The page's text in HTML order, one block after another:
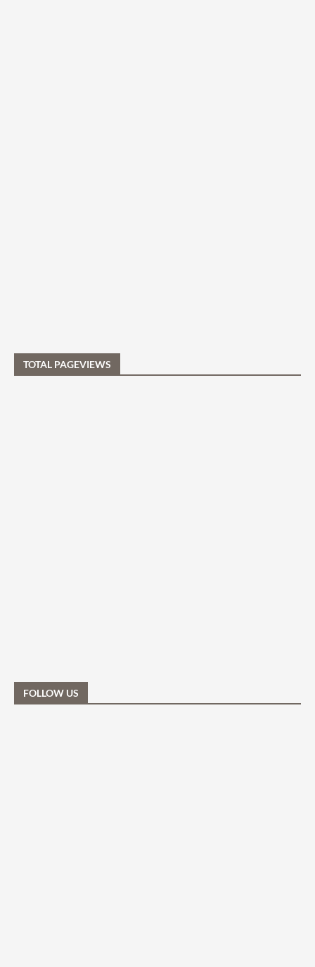
TOTAL PAGEVIEWS
FOLLOW US